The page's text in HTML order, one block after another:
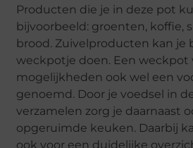
Producten die je in deze pot
bijvoorbeeld: groenten, koffie,
brood. Zuivelproducten kan je
weckpotje doen. Een weckpot
mogelijkheden ook wel een
genoemd. Door je voedsel in
verzamelen zorg je daarnaast
opgeruimde keuken. Daarbij
ook voor een duidelijke